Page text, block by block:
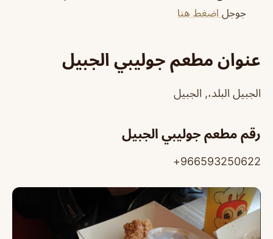
جوجل اضغط هنا
عنوان مطعم جوليبي الجبيل
الجبيل البلد،, الجبيل
رقم مطعم جوليبي الجبيل
966593250622+